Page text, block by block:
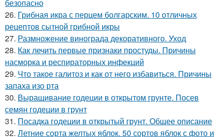
безопасно
26. Грибная икра с перцем болгарским. 10 отличных
рецептов сытной грибной икры
27. Размножение винограда декоративного. Уход
28. Как лечить первые признаки простуды. Причины
насморка и респираторных инфекций
29. Что такое галитоз и как от него избавиться. Причины
запаха изо рта
30. Выращивание годеции в открытом грунте. Посев
семян годеции в грунт
31. Посадка годеции в открытый грунт. Общее описание
32. Летние сорта желтых яблок. 50 сортов яблок с фото и